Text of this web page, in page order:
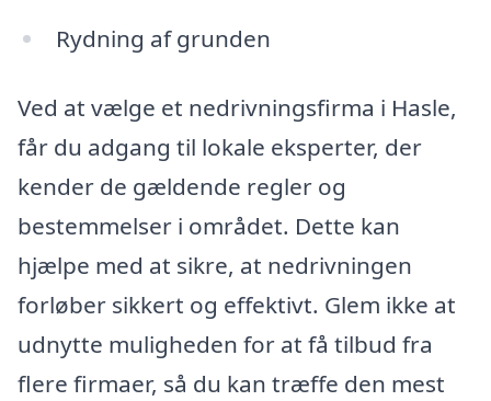
Rydning af grunden
Ved at vælge et nedrivningsfirma i Hasle,
får du adgang til lokale eksperter, der
kender de gældende regler og
bestemmelser i området. Dette kan
hjælpe med at sikre, at nedrivningen
forløber sikkert og effektivt. Glem ikke at
udnytte muligheden for at få tilbud fra
flere firmaer, så du kan træffe den mest